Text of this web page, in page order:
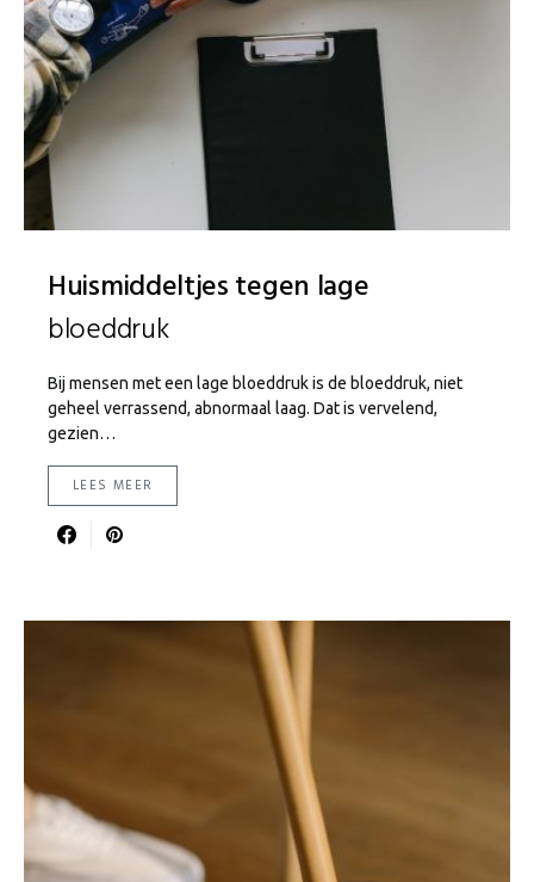
Huismiddeltjes tegen lage
bloeddruk
Bij mensen met een lage bloeddruk is de bloeddruk, niet
geheel verrassend, abnormaal laag. Dat is vervelend,
gezien…
LEES MEER